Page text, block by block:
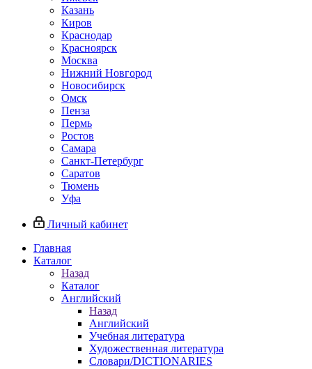
Казань
Киров
Краснодар
Красноярск
Москва
Нижний Новгород
Новосибирск
Омск
Пенза
Пермь
Ростов
Самара
Санкт-Петербург
Саратов
Тюмень
Уфа
Личный кабинет
Главная
Каталог
Назад
Каталог
Английский
Назад
Английский
Учебная литература
Художественная литература
Словари/DICTIONARIES